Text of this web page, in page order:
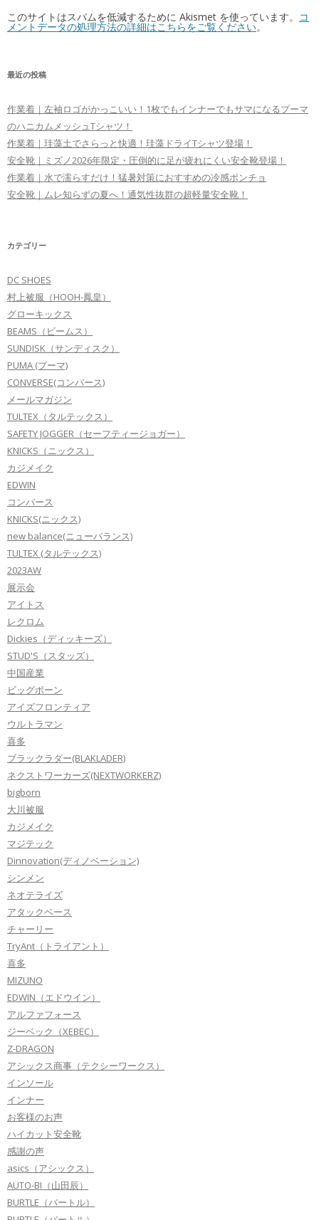
このサイトはスパムを低減するために Akismet を使っています。 コ
メントデータの処理方法の詳細はこちらをご覧ください。
最近の投稿
作業着｜左袖ロゴがかっこいい！1枚でもインナーでもサマになるプーマ
のハニカムメッシュTシャツ！
作業着｜珪藻土でさらっと快適！珪藻ドライTシャツ登場！
安全靴｜ミズノ2026年限定・圧倒的に足が疲れにくい安全靴登場！
作業着｜水で濡らすだけ！猛暑対策におすすめの冷感ポンチョ
安全靴｜ムレ知らずの夏へ！通気性抜群の超軽量安全靴！
カテゴリー
DC SHOES
村上被服（HOOH-鳳皇）
グローキックス
BEAMS（ビームス）
SUNDISK（サンディスク）
PUMA (プーマ)
CONVERSE(コンバース)
メールマガジン
TULTEX（タルテックス）
SAFETY JOGGER（セーフティージョガー）
KNICKS（ニックス）
カジメイク
EDWIN
コンバース
KNICKS(ニックス)
new balance(ニューバランス)
TULTEX (タルテックス)
2023AW
展示会
アイトス
レクロム
Dickies（ディッキーズ）
STUD'S（スタッズ）
中国産業
ビッグボーン
アイズフロンティア
ウルトラマン
喜多
ブラックラダー(BLAKLADER)
ネクストワーカーズ(NEXTWORKERZ)
bigborn
大川被服
カジメイク
マジテック
Dinnovation(ディノベーション)
シンメン
ネオテライズ
アタックベース
チャーリー
TryAnt（トライアント）
喜多
MIZUNO
EDWIN（エドウイン）
アルファフォース
ジーベック（XEBEC）
Z-DRAGON
アシックス商事（テクシーワークス）
インソール
インナー
お客様のお声
ハイカット安全靴
感謝の声
asics（アシックス）
AUTO-BI（山田辰）
BURTLE（バートル）